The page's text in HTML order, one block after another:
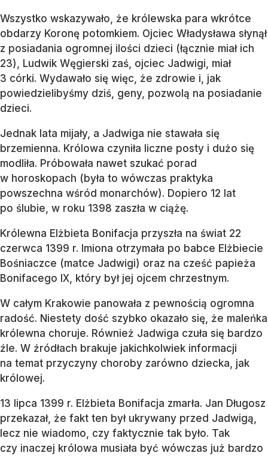
Wszystko wskazywało, że królewska para wkrótce
obdarzy Koronę potomkiem. Ojciec Władysława słynął
z posiadania ogromnej ilości dzieci (łącznie miał ich
23), Ludwik Węgierski zaś, ojciec Jadwigi, miał
3 córki. Wydawało się więc, że zdrowie i, jak
powiedzielibyśmy dziś, geny, pozwolą na posiadanie
dzieci.
Jednak lata mijały, a Jadwiga nie stawała się
brzemienna. Królowa czyniła liczne posty i dużo się
modliła. Próbowała nawet szukać porad
w horoskopach (była to wówczas praktyka
powszechna wśród monarchów). Dopiero 12 lat
po ślubie, w roku 1398 zaszła w ciążę.
Królewna Elżbieta Bonifacja przyszła na świat 22
czerwca 1399 r. Imiona otrzymała po babce Elżbiecie
Bośniaczce (matce Jadwigi) oraz na cześć papieża
Bonifacego IX, który był jej ojcem chrzestnym.
W całym Krakowie panowała z pewnością ogromna
radość. Niestety dość szybko okazało się, że maleńka
królewna choruje. Również Jadwiga czuła się bardzo
źle. W źródłach brakuje jakichkolwiek informacji
na temat przyczyny choroby zarówno dziecka, jak
królowej.
13 lipca 1399 r. Elżbieta Bonifacja zmarła. Jan Długosz
przekazał, że fakt ten był ukrywany przed Jadwigą,
lecz nie wiadomo, czy faktycznie tak było. Tak
czy inaczej królowa musiała być wówczas już bardzo